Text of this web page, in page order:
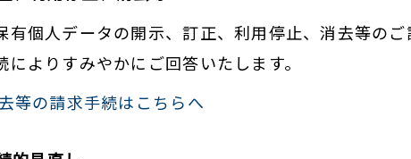
有個人データの開示、訂正、利用停止、消去等の
よりすみやかにご回答いたします。
等の請求手続はこちらへ